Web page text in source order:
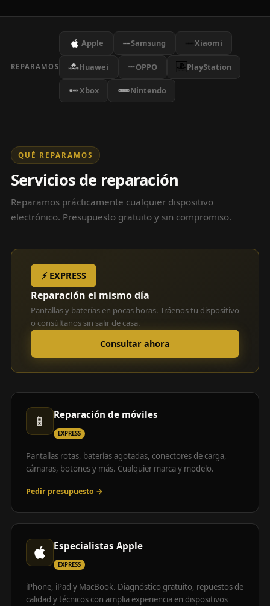
REPARAMOS
Apple Samsung Xiaomi
Huawei OPPO PlayStation
Xbox Nintendo
QUÉ REPARAMOS
Servicios de reparación
Reparamos prácticamente cualquier dispositivo
electrónico. Presupuesto gratuito y sin compromiso.
⚡ EXPRESS
Reparación el mismo día
Pantallas y baterías en pocas horas. Tráenos tu dispositivo
o consúltanos sin salir de casa.
Consultar ahora
📱 Reparación de móviles
EXPRESS
Pantallas rotas, baterías agotadas, conectores de carga,
cámaras, botones y más. Cualquier marca y modelo.
Pedir presupuesto →
Especialistas Apple
EXPRESS
iPhone, iPad y MacBook. Diagnóstico gratuito, repuestos de
calidad y técnicos con amplia experiencia en dispositivos